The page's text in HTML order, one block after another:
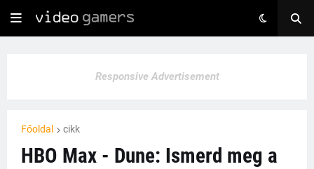
Responsive Advertisement
Főoldal cikk
HBO Max - Dune: Ismerd meg a